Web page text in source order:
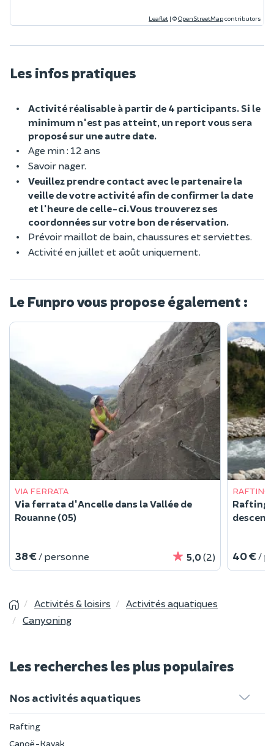
Leaflet | ©OpenStreetMapcontributors
Les infos pratiques
Activité réalisable à partir de 4 participants. Si le
minimum n'est pas atteint, un report vous sera
proposé sur une autre date.
Age min : 12 ans
Savoir nager.
Veuillez prendre contact avec le partenaire la
veille de votre activité afin de confirmer la date
et l'heure de celle-ci.Vous trouverez ses
coordonnées sur votre bon de réservation.
Prévoir maillot de bain, chaussures et serviettes.
Activité en juillet et août uniquement.
Le Funpro vous propose également :
VIA FERRATA
Via ferrata d'Ancelle dans la Vallée de
Rouanne (05)
38 € / personne 5,0(2)
RAFTING
Rafting
40 € /
Activités & loisirs
Activités aquatiques
Canyoning
Les recherches les plus populaires
Nos activités aquatiques
Rafting
Canoë-Kayak